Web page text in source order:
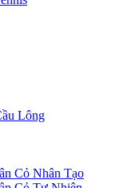
Lông
Cỏ Nhân Tạo